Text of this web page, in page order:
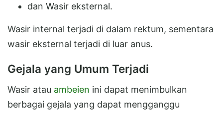
dan Wasir eksternal.
Wasir internal terjadi di dalam rektum, sementara
wasir eksternal terjadi di luar anus.
Gejala yang Umum Terjadi
Wasir atau ambeien ini dapat menimbulkan
berbagai gejala yang dapat mengganggu